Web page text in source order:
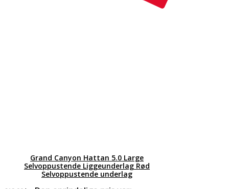
Grand Canyon Hattan 5.0 Large
Selvoppustende Liggeunderlag Rød
Selvoppustende underlag